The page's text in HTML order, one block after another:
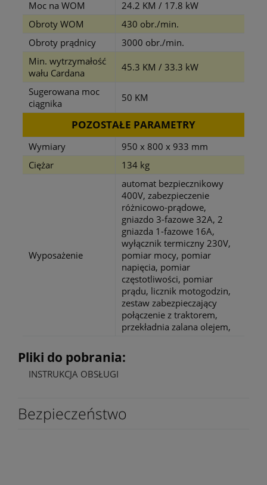
Moc na WOM
24.2 KM / 17.8 kW
Obroty WOM
430 obr./min.
Obroty prądnicy
3000 obr./min.
Min. wytrzymałość
wału Cardana
45.3 KM / 33.3 kW
Sugerowana moc
ciągnika
50 KM
POZOSTAŁE PARAMETRY
Wymiary
950 x 800 x 933 mm
Ciężar
134 kg
Wyposażenie
automat bezpiecznikowy
400V, zabezpieczenie
różnicowo-prądowe,
gniazdo 3-fazowe 32A, 2
gniazda 1-fazowe 16A,
wyłącznik termiczny 230V,
pomiar mocy, pomiar
napięcia, pomiar
częstotliwości, pomiar
prądu, licznik motogodzin,
zestaw zabezpieczający
połączenie z traktorem,
przekładnia zalana olejem,
Pliki do pobrania:
INSTRUKCJA OBSŁUGI
Bezpieczeństwo